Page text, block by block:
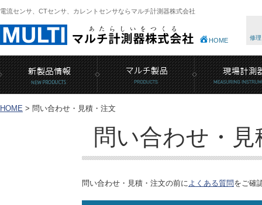
電流センサ、CTセンサ、カレントセンサならマルチ計測器株式会社
HOME 修
HOME > 問い合わせ・見積・注文
問い合わせ・
問い合わせ・見積・注文の前によくある質問をご確